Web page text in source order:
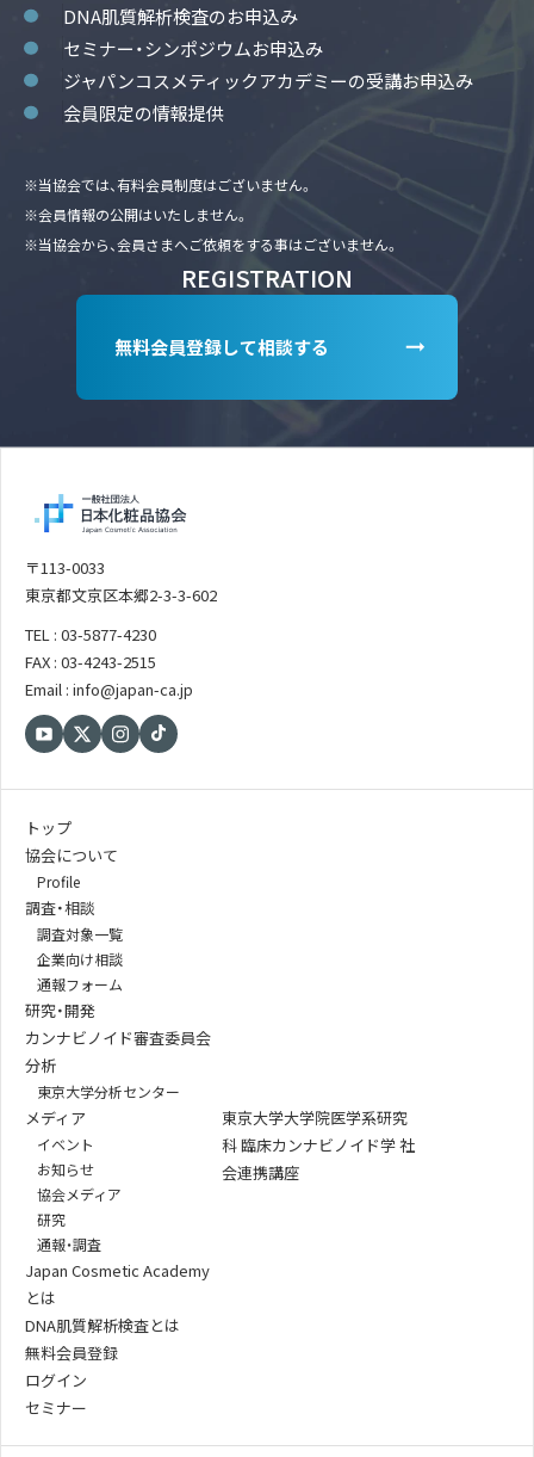
DNA肌質解析検査のお申込み
セミナー・シンポジウムお申込み
ジャパンコスメティックアカデミーの受講お申込み
会員限定の情報提供
※当協会では、有料会員制度はございません。
※会員情報の公開はいたしません。
※当協会から、会員さまへご依頼をする事はございません。
REGISTRATION
無料会員登録して相談する
〒113-0033
東京都文京区本郷2-3-3-602
TEL : 03-5877-4230
FAX : 03-4243-2515
Email : info@japan-ca.jp
トップ
協会について
Profile
調査・相談
調査対象一覧
企業向け相談
通報フォーム
研究・開発
カンナビノイド審査委員会
分析
東京大学分析センター
メディア
イベント
お知らせ
協会メディア
研究
通報・調査
Japan Cosmetic Academy
とは
DNA肌質解析検査とは
無料会員登録
ログイン
セミナー
東京大学大学院医学系研究
科 臨床カンナビノイド学 社
会連携講座